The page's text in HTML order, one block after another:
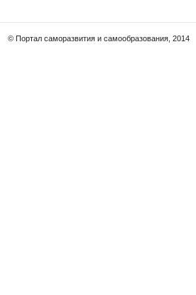
© Портал саморазвития и самообразования, 2014